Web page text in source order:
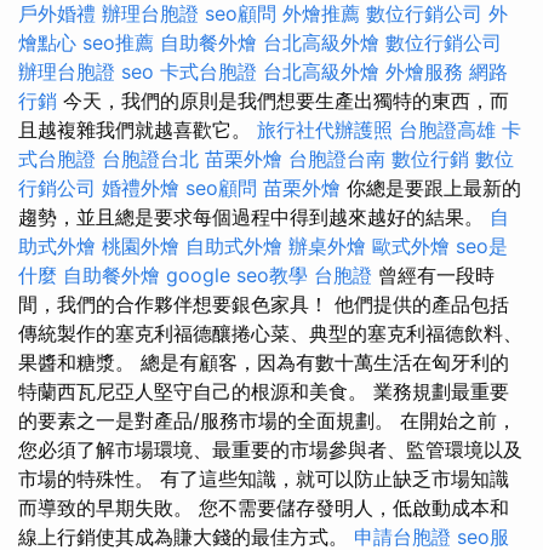
戶外婚禮 辦理台胞證 seo顧問 外燴推薦 數位行銷公司 外
燴點心 seo推薦 自助餐外燴 台北高級外燴 數位行銷公司
辦理台胞證 seo 卡式台胞證 台北高級外燴 外燴服務 網路
行銷 今天，我們的原則是我們想要生產出獨特的東西，而
且越複雜我們就越喜歡它。 旅行社代辦護照 台胞證高雄 卡
式台胞證 台胞證台北 苗栗外燴 台胞證台南 數位行銷 數位
行銷公司 婚禮外燴 seo顧問 苗栗外燴 你總是要跟上最新的
趨勢，並且總是要求每個過程中得到越來越好的結果。 自
助式外燴 桃園外燴 自助式外燴 辦桌外燴 歐式外燴 seo是
什麼 自助餐外燴 google seo教學 台胞證 曾經有一段時
間，我們的合作夥伴想要銀色家具！ 他們提供的產品包括
傳統製作的塞克利福德釀捲心菜、典型的塞克利福德飲料、
果醬和糖漿。 總是有顧客，因為有數十萬生活在匈牙利的
特蘭西瓦尼亞人堅守自己的根源和美食。 業務規劃最重要
的要素之一是對產品/服務市場的全面規劃。 在開始之前，
您必須了解市場環境、最重要的市場參與者、監管環境以及
市場的特殊性。 有了這些知識，就可以防止缺乏市場知識
而導致的早期失敗。 您不需要儲存發明人，低啟動成本和
線上行銷使其成為賺大錢的最佳方式。 申請台胞證 seo服